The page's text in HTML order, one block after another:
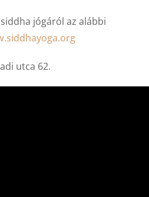
jógáról az alábbi
utca 62.